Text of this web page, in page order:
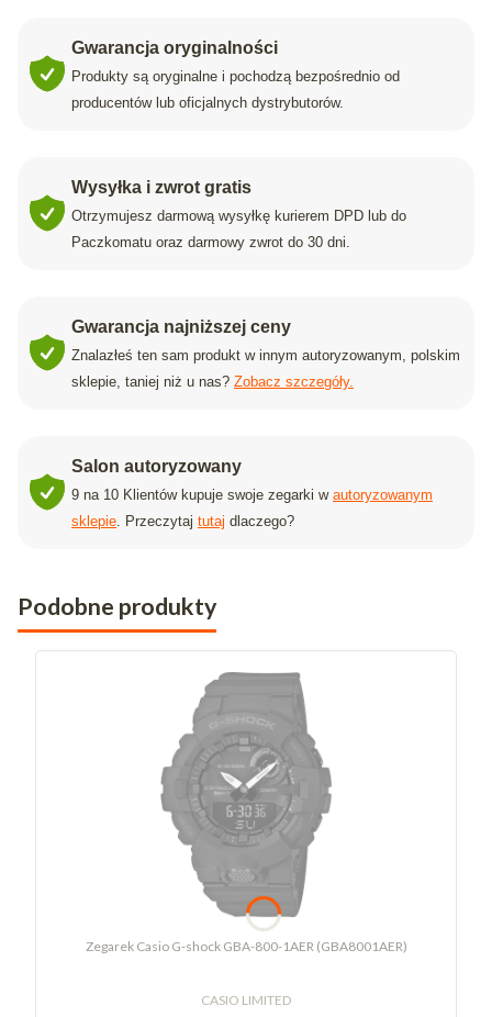
Gwarancja oryginalności
Produkty są oryginalne i pochodzą bezpośrednio od
producentów lub oficjalnych dystrybutorów.
Wysyłka i zwrot gratis
Otrzymujesz darmową wysyłkę kurierem DPD lub do
Paczkomatu oraz darmowy zwrot do 30 dni.
Gwarancja najniższej ceny
Znalazłeś ten sam produkt w innym autoryzowanym, polskim
sklepie, taniej niż u nas? Zobacz szczegóły.
Salon autoryzowany
9 na 10 Klientów kupuje swoje zegarki w autoryzowanym
sklepie. Przeczytaj tutaj dlaczego?
Podobne produkty
Zegarek Casio G-shock GBA-800-1AER (GBA8001AER)
CASIO LIMITED